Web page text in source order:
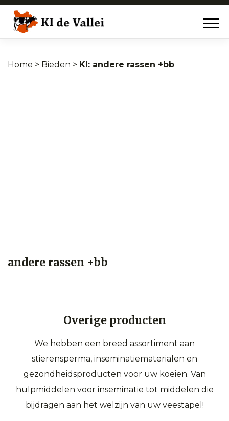
Home > Bieden > andere rassen +bb
andere rassen +bb
Overige producten
We hebben een breed assortiment aan
stierensperma, inseminatiematerialen en
gezondheidsproducten voor uw koeien. Van
hulpmiddelen voor inseminatie tot middelen die
bijdragen aan het welzijn van uw veestapel!